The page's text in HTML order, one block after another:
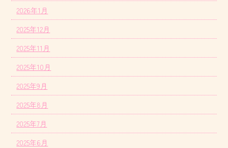
2026年1月
2025年12月
2025年11月
2025年10月
2025年9月
2025年8月
2025年7月
2025年6月